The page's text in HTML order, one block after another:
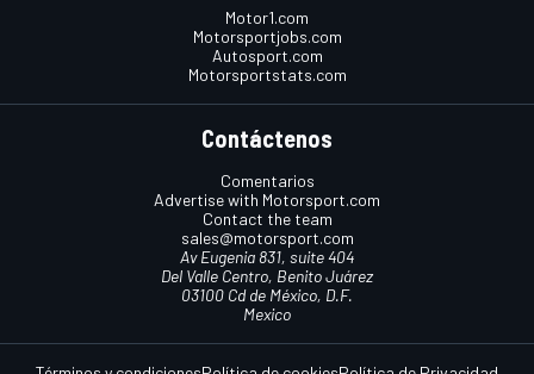
Motor1.com
Motorsportjobs.com
Autosport.com
Motorsportstats.com
Contáctenos
Comentarios
Advertise with Motorsport.com
Contact the team
sales@motorsport.com
Av Eugenia 831, suite 404
Del Valle Centro, Benito Juárez
03100 Cd de México, D.F.
Mexico